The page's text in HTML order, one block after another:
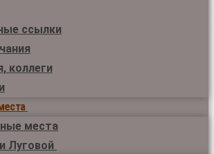
ссылки
коллеги
места
Луговой